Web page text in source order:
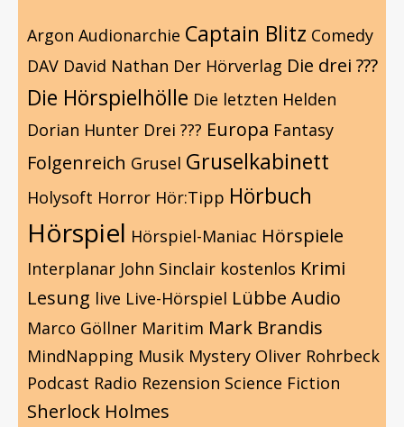
Argon Audionarchie Captain Blitz Comedy
DAV David Nathan Der Hörverlag Die drei ???
Die Hörspielhölle Die letzten Helden
Dorian Hunter Drei ??? Europa Fantasy
Folgenreich Grusel Gruselkabinett
Holysoft Horror Hör:Tipp Hörbuch
Hörspiel Hörspiel-Maniac Hörspiele
Interplanar John Sinclair kostenlos Krimi
Lesung live Live-Hörspiel Lübbe Audio
Marco Göllner Maritim Mark Brandis
MindNapping Musik Mystery Oliver Rohrbeck
Podcast Radio Rezension Science Fiction
Sherlock Holmes